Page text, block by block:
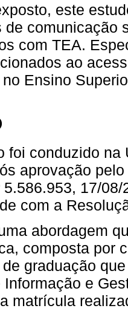
este
de comunicação
com TEA.
ao
Ensino
foi conduzido
aprovação
5.586.953, 17/
com a
abordagem
composta por
graduação
Informação e
matrícula